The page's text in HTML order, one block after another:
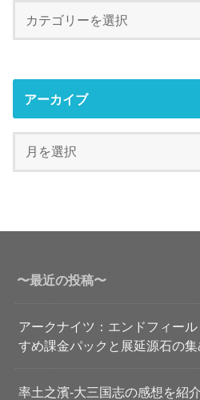
アーカイブ
〜最近の投稿〜
アークナイツ：エンドフィー
すめ課金パックと展延源石の
率土之濱-大三国志の感想を紹